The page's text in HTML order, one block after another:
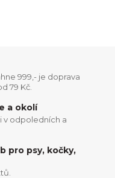
999,- je doprava
79 Kč.
a okolí
v odpoledních a
pro psy, kočky,